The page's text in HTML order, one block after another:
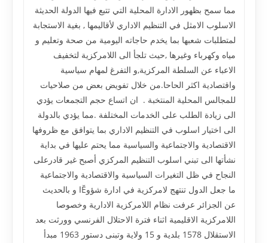
مما سمح بظهور الادارة المحلية التي تتبع فيها الدولة الحديثة
الاسلوب الامثل في التنظيم الاداري لأقاليمها , بغية الاستجابة
لمتطلبات شعبها بما يخدم حاجاته اليومية من صحة وتعليم و
مياه وكهرباء وغيرها ,حيث تلجأ الى اللامركزية لتخفيف
الاعباء عن السلطة المركزية,و التفرغ لمهام سياسية
واقتصادية اكثر الحاحا.من خلال تفويض بعض من صلاحيات
للمجالس المحلية المنتخبة . ان اتساع حجم التجمعات يؤدي
الى زيادة الطلب على الخدمات المختلفة .مما يؤدي بالدولة
الى اختيار اسلوب في التنظيم الاداري بما يتوافق مع ظروفها
الاقتصادية والاجتماعية والسياسية مما يحتم عليها في بداية
نشأتها الى تبني اسلوب التنظيم المركزي أصبح غير قادرعلى
النجاح في ظل التغيرات السياسية والاقتصادية والاجتماعية
ما جعل الدول تنتهج لامركزية في ادارة شؤوĔا و بالحديث
عن الجزائر عرفت نظام اللامركزية الادارية وخصوصا
اللامركزية الاقليمية اثناء فترة الاحتلال الفرنسي وورثت بعد
الاستقلال 1578 بلدية و 15 ولاية وتبنى دستور 1963 مبدأ